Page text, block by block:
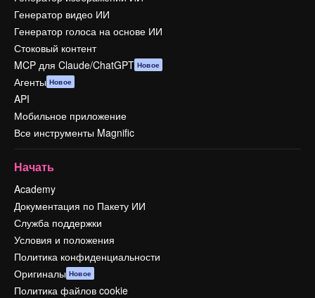
Генератор видео ИИ
Генератор голоса на основе ИИ
Стоковый контент
MCP для Claude/ChatGPT Новое
Агенты Новое
API
Мобильное приложение
Все инструменты Magnific
Начать
Academy
Документация по Пакету ИИ
Служба поддержки
Условия и положения
Политика конфиденциальности
Оригиналы Новое
Политика файлов cookie